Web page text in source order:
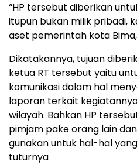
“HP tersebut diberikan
itupun bukan milik pribadi,
aset pemerintah kota
Dikatakannya, tujuan
ketua RT tersebut yaitu
komunikasi dalam hal
laporan terkait
wilayah. Bahkan HP
pimjam pake orang lain
gunakan untuk hal-hal
tuturnya